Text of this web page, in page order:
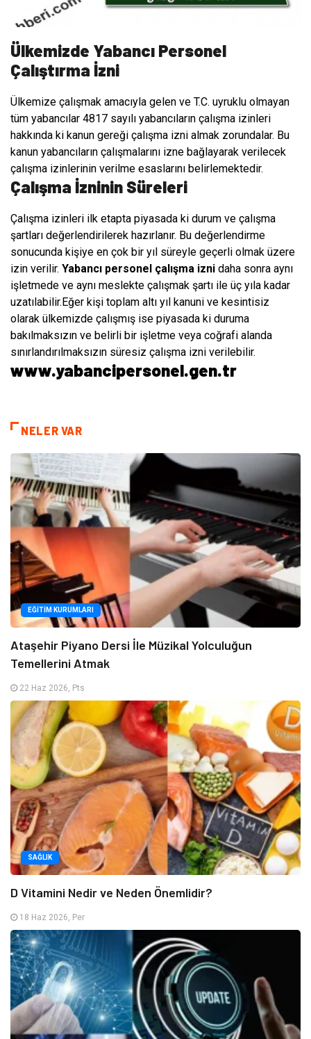
Ülkemizde Yabancı Personel
Çalıştırma İzni
Ülkemize çalışmak amacıyla gelen ve T.C. uyruklu olmayan
tüm yabancılar 4817 sayılı yabancıların çalışma izinleri
hakkında ki kanun gereği çalışma izni almak zorundalar. Bu
kanun yabancıların çalışmalarını izne bağlayarak verilecek
çalışma izinlerinin verilme esaslarını belirlemektedir.
Çalışma İzninin Süreleri
Çalışma izinleri ilk etapta piyasada ki durum ve çalışma
şartları değerlendirilerek hazırlanır. Bu değerlendirme
sonucunda kişiye en çok bir yıl süreyle geçerli olmak üzere
izin verilir. Yabancı personel çalışma izni daha sonra aynı
işletmede ve aynı meslekte çalışmak şartı ile üç yıla kadar
uzatılabilir.Eğer kişi toplam altı yıl kanuni ve kesintisiz
olarak ülkemizde çalışmış ise piyasada ki duruma
bakılmaksızın ve belirli bir işletme veya coğrafi alanda
sınırlandırılmaksızın süresiz çalışma izni verilebilir.
www.yabancipersonel.gen.tr
NELER VAR
EĞITIM KURUMLARI
Ataşehir Piyano Dersi İle Müzikal Yolculuğun
Temellerini Atmak
22 Haz 2026, Pts
SAĞLIK
D Vitamini Nedir ve Neden Önemlidir?
18 Haz 2026, Per